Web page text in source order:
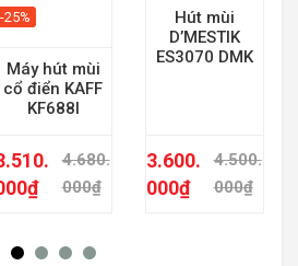
-25%
Máy hút mùi
cổ điển KAFF
KF688I
4.680.
000₫
₫
Hút mùi
D’MESTIK
ES3070 DMK
4.500.
000₫
3.600.
000₫